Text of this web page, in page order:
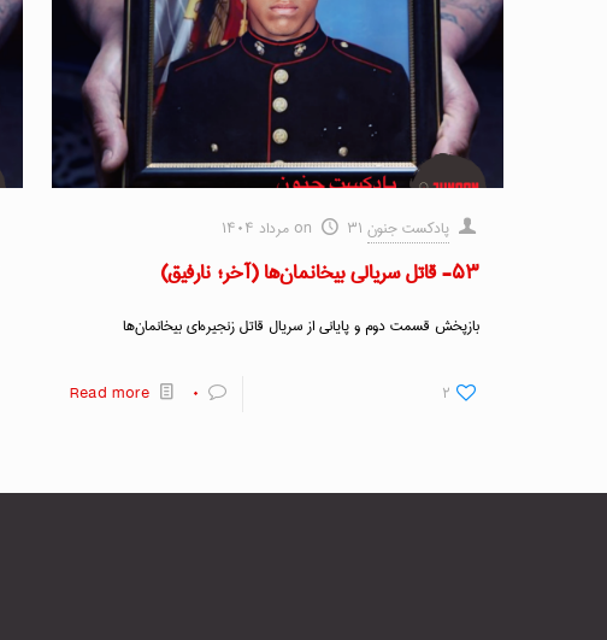
پادکست جنون on ۳۱ مرداد ۱۴۰۴
۵۳- قاتل سریالی بیخانمان‌ها (آخر؛ نارفیق)
بازپخش قسمت دوم و پایانی از سریال قاتل زنجیره‌ای بیخانمان‌ها
۲ ۰ Read more